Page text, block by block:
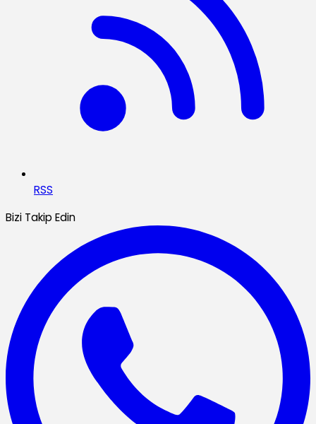
RSS
Bizi Takip Edin